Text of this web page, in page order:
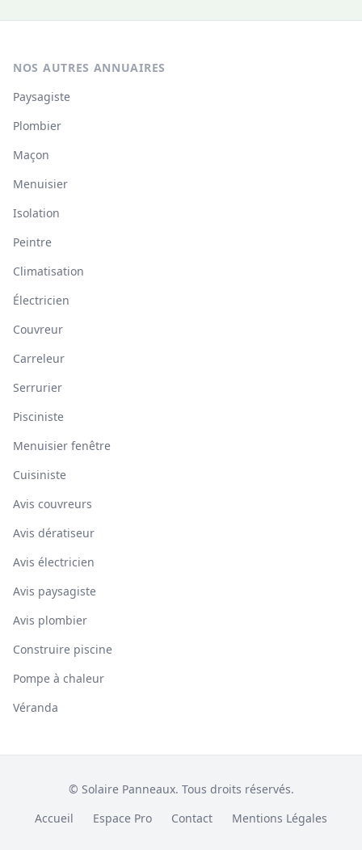
NOS AUTRES ANNUAIRES
Paysagiste
Plombier
Maçon
Menuisier
Isolation
Peintre
Climatisation
Électricien
Couvreur
Carreleur
Serrurier
Pisciniste
Menuisier fenêtre
Cuisiniste
Avis couvreurs
Avis dératiseur
Avis électricien
Avis paysagiste
Avis plombier
Construire piscine
Pompe à chaleur
Véranda
© Solaire Panneaux. Tous droits réservés.
Accueil
Espace Pro Contact Mentions Légales